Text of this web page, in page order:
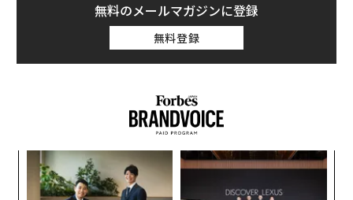
無料のメールマガジンに登録
無料登録